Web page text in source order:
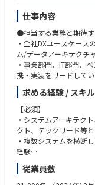
・プログラムの始まり
かわることで、車載事
きる
●職場の雰囲気
・PM、コンサル、経理
たドイツからの出向者
・海外拠点とのやりと
使う機会があります。
・新設組織ということ
していくOpenかつ
●キャリアパス
・プログラムマネージ
務責任者 等
・関係者と円滑に連携
仕事内容
●担当する業務と期待
・全社DXユースケース
ム/データアーキテクチ
・事業部門、IT部門、
携・実装をリードして
・短期的な実装要件と
な仕組みに落とし込んで
・将来的には、個別ユ
ズアーキテクト候補と
●具体的な仕事内容
・DX推進組織の立ち上
な実装方針まで落とし込
・業務データの流れを
求める経験 / スキル
【必須】
・システムアーキテク
クト、テックリード等
・複数システムを横断
経験
・API/データ連携、ク
設計経験
従業員数